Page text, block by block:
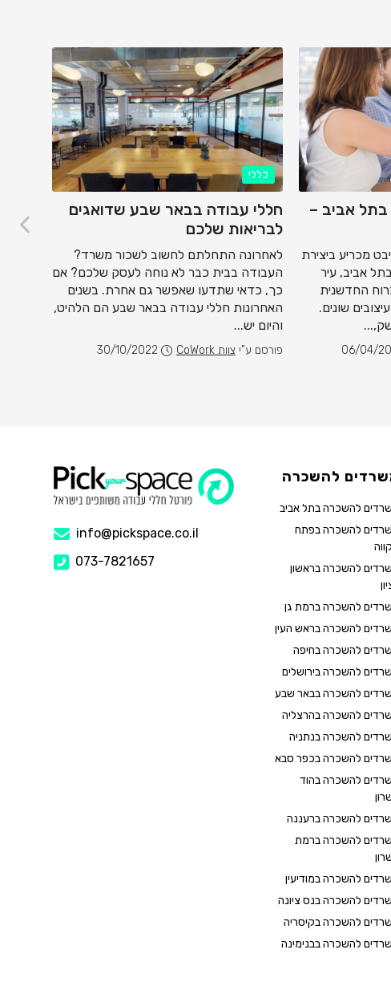
בתל אביב –
מכריע ביצירת
אביב, עיר
החדשנית
שונים.
06/04/
כללי
חללי עבודה בבאר שבע שדואגים
לבריאות שלכם
לאחרונה התחלתם לחשוב לשכור משרד?
העבודה בבית כבר לא נוחה לעסק שלכם? אם
כך, כדאי שתדעו שאפשר גם אחרת. בשנים
האחרונות חללי עבודה בבאר שבע הם הלהיט,
והיום יש...
פורסם ע"י צוות CoWork 30/10/2022
להשכרה
להשכרה בתל אביב
להשכרה בפתח
להשכרה בראשון
להשכרה ברמת גן
להשכרה בראש העין
להשכרה בחיפה
להשכרה בירושלים
להשכרה בבאר שבע
להשכרה בהרצליה
להשכרה בנתניה
להשכרה בכפר סבא
להשכרה בהוד
להשכרה ברעננה
להשכרה ברמת
להשכרה במודיעין
להשכרה בנס ציונה
להשכרה בקיסריה
להשכרה בבנימינה
info@pickspace.co.il
073-7821657